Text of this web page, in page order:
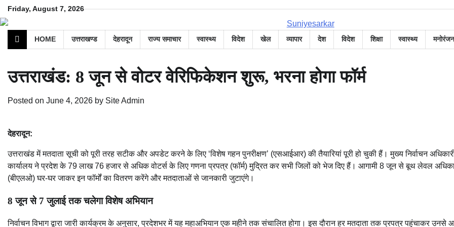
Skip
to
content
Friday, August 7, 2026
HOME उत्तराखण्ड देहरादून राज्य समाचार स्वास्थ्य विदेश खेल व्यापार देश विदेश शिक्षा स्वास्थ्य मनोरंजन
उत्तराखंड: 8 जून से वोटर वेरिफिकेशन शुरू, भरना होगा फॉर्म
Posted on June 4, 2026 by Site Admin
देहरादून:
उत्तराखंड में मतदाता सूची को पूरी तरह सटीक और अपडेट करने के लिए ‘विशेष गहन पुनरीक्षण’ (एसआईआर) की तैयारियां पूरी हो चुकी हैं। मुख्य निर्वाचन
कार्यालय ने प्रदेश के 79 लाख 76 हजार से अधिक वोटर्स के लिए गणना प्रपत्र (फॉर्म) मुद्रित कर सभी जिलों को भेज दिए हैं। आगामी 8 जून से बूथ लेवल
(बीएलओ) घर-घर जाकर इन फॉर्मों का वितरण करेंगे और मतदाताओं से जानकारी जुटाएंगे।
8 जून से 7 जुलाई तक चलेगा विशेष अभियान
निर्वाचन विभाग द्वारा जारी कार्यक्रम के अनुसार, प्रदेशभर में यह महाअभियान एक महीने तक संचालित होगा। इस दौरान हर मतदाता तक प्रपत्र पहुंचाकर